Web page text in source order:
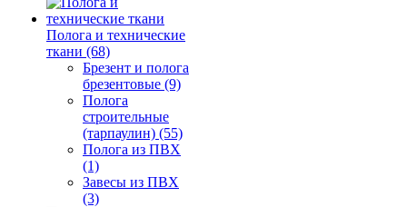
Полога и технические
ткани (68)
Брезент и полога
брезентовые (9)
Полога
строительные
(тарпаулин) (55)
Полога из ПВХ
(1)
Завесы из ПВХ
(3)